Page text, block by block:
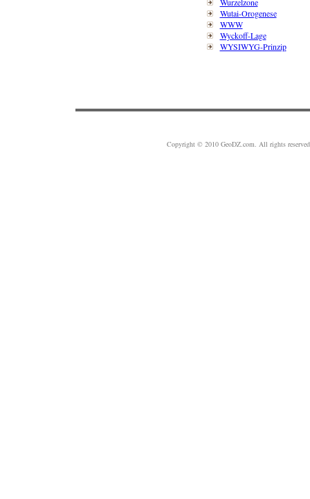
Wutai-Orogenese
WWW
Wyckoff-Lage
WYSIWYG-Prinzip
Copyright © 2010 GeoDZ.com. All rights